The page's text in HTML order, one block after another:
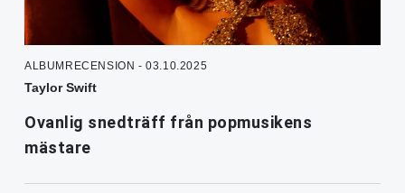
ALBUMRECENSION - 03.10.2025
Taylor Swift
Ovanlig snedträff från popmusikens
mästare